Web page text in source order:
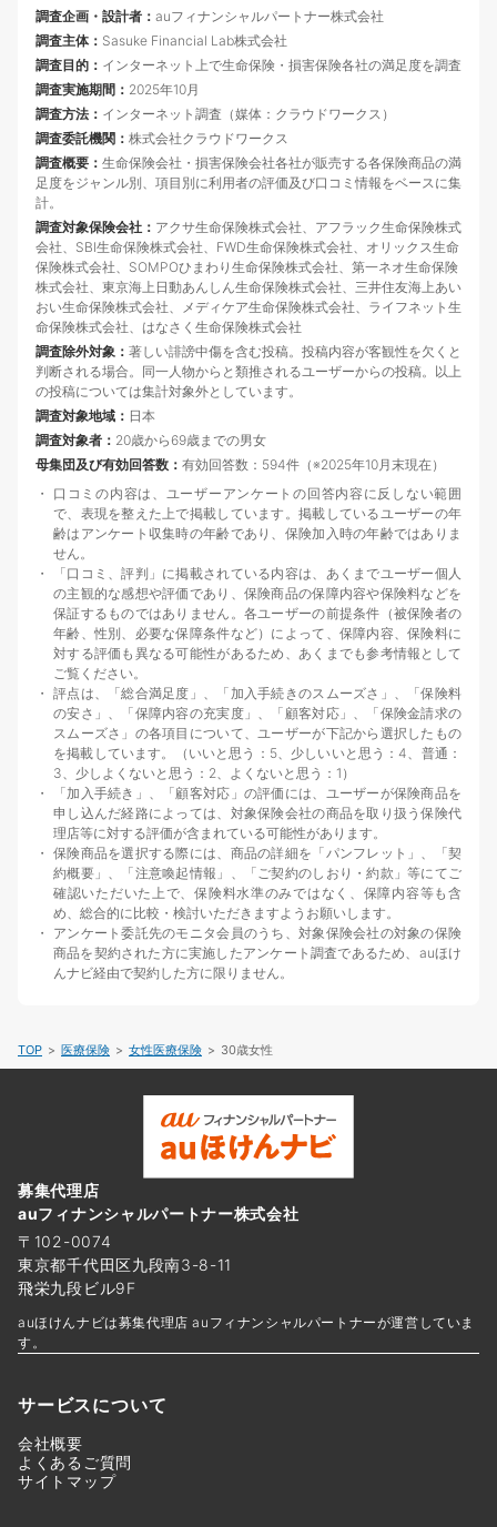
調査企画・設計者： auフィナンシャルパートナー株式会社
調査主体： Sasuke Financial Lab株式会社
調査目的： インターネット上で生命保険・損害保険各社の満足度を調査
調査実施期間： 2025年10月
調査方法： インターネット調査（媒体：クラウドワークス）
調査委託機関： 株式会社クラウドワークス
調査概要： 生命保険会社・損害保険会社各社が販売する各保険商品の満
足度をジャンル別、項目別に利用者の評価及び口コミ情報をベースに集
計。
調査対象保険会社： アクサ生命保険株式会社、アフラック生命保険株式
会社、SBI生命保険株式会社、FWD生命保険株式会社、オリックス生命
保険株式会社、SOMPOひまわり生命保険株式会社、第一ネオ生命保険
株式会社、東京海上日動あんしん生命保険株式会社、三井住友海上あい
おい生命保険株式会社、メディケア生命保険株式会社、ライフネット生
命保険株式会社、はなさく生命保険株式会社
調査除外対象： 著しい誹謗中傷を含む投稿。投稿内容が客観性を欠くと
判断される場合。同一人物からと類推されるユーザーからの投稿。以上
の投稿については集計対象外としています。
調査対象地域： 日本
調査対象者： 20歳から69歳までの男女
母集団及び有効回答数： 有効回答数：594件（※2025年10月末現在）
口コミの内容は、ユーザーアンケートの回答内容に反しない範囲
で、表現を整えた上で掲載しています。掲載しているユーザーの年
齢はアンケート収集時の年齢であり、保険加入時の年齢ではありま
せん。
「口コミ、評判」に掲載されている内容は、あくまでユーザー個人
の主観的な感想や評価であり、保険商品の保障内容や保険料などを
保証するものではありません。各ユーザーの前提条件（被保険者の
年齢、性別、必要な保障条件など）によって、保障内容、保険料に
対する評価も異なる可能性があるため、あくまでも参考情報として
ご覧ください。
評点は、「総合満足度」、「加入手続きのスムーズさ」、「保険料
の安さ」、「保障内容の充実度」、「顧客対応」、「保険金請求の
スムーズさ」の各項目について、ユーザーが下記から選択したもの
を掲載しています。（いいと思う：5、少しいいと思う：4、普通：
3、少しよくないと思う：2、よくないと思う：1）
「加入手続き」、「顧客対応」の評価には、ユーザーが保険商品を
申し込んだ経路によっては、対象保険会社の商品を取り扱う保険代
理店等に対する評価が含まれている可能性があります。
保険商品を選択する際には、商品の詳細を「パンフレット」、「契
約概要」、「注意喚起情報」、「ご契約のしおり・約款」等にてご
確認いただいた上で、保険料水準のみではなく、保障内容等も含
め、総合的に比較・検討いただきますようお願いします。
アンケート委託先のモニタ会員のうち、対象保険会社の対象の保険
商品を契約された方に実施したアンケート調査であるため、auほけ
んナビ経由で契約した方に限りません。
TOP 医療保険 女性医療保険 30歳女性
募集代理店
auフィナンシャルパートナー株式会社
〒102-0074
東京都千代田区九段南3-8-11
飛栄九段ビル9F
auほけんナビは募集代理店 auフィナンシャルパートナーが運営していま
す。
サービスについて
会社概要
よくあるご質問
サイトマップ